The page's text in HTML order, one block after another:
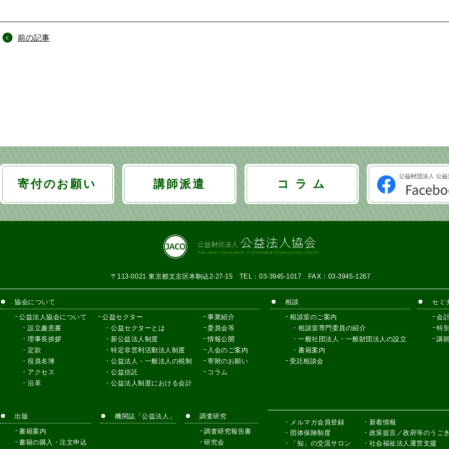
投
ョ
前の記事
寄付のお願い 講師派遣 コ ラ ム
〒113-0021 東京都文京区本駒込2-27-15 TEL：03-3945-1017 FAX：03-3945-1267
協会について
公益法人協会について
設立趣意書
理事長挨拶
定款
役員名簿
アクセス
沿革
公益セクター
公益セクターとは
新公益法人制度
特定非営利活動法人制度
公益法人・一般法人の税制
公益信託
公益法人制度における会計
事業紹介
委員会等
情報公開
入会のご案内
寄附のお願い
コラム
相談
相談室のご案内
相談室専門委員の紹介
一般社団法人・一般財団法人の設立
書籍案内
受託相談会
セミ
会
特
講
出版
書籍案内
書籍の購入・注文申込
機関誌「公益法人」
調査研究
調査研究報告書
研究会
メルマガ会員登録
団体保険制度
「知」の交流サロン
新着情報
政策提言／政府等のうご
社会福祉法人運営支援